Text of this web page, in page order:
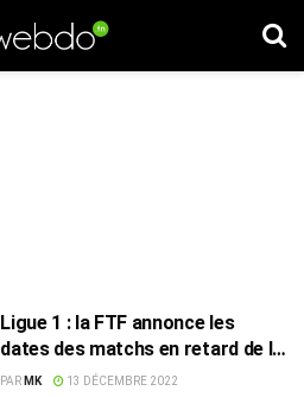
Ligue 1 : la FTF annonce les
dates des matchs en retard de la
2e journée
PAR MK 13 DÉCEMBRE 2022